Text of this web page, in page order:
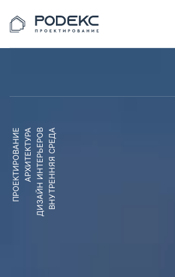
ПРОЕКТИРОВАНИЕАРХИТЕКТУРАДИЗАЙН ИНТЕРЬЕРОВВНУТРЕННЯЯ СРЕДА